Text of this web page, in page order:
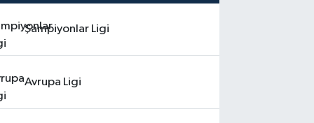
Şampiyonlar Ligi
Avrupa Ligi